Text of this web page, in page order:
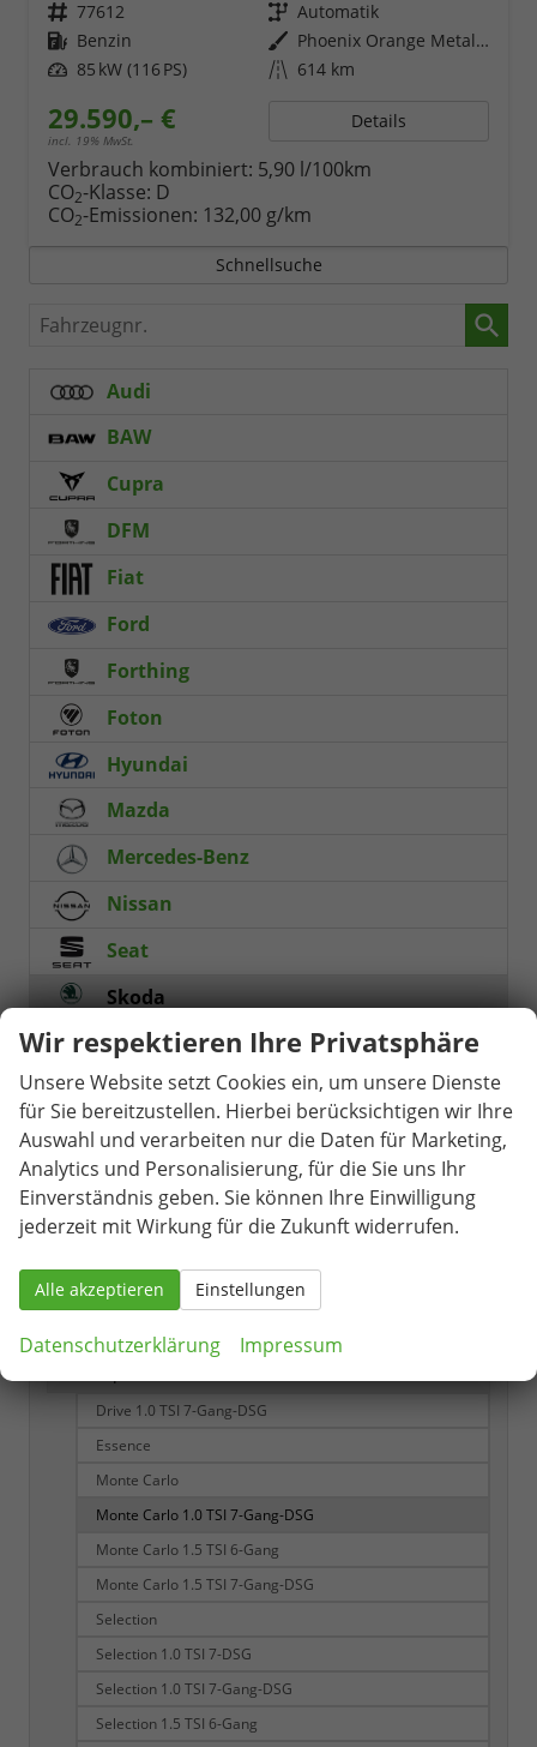
Fahrzeugnr. 77612 Getriebe Automatik
Kraftstoff Benzin Außenfarbe
Phoenix Orange Metallic
Leistung 85 kW (116 PS) Kilometerstand 614 km
29.590,– €
incl. 19% MwSt.
Details
Verbrauch kombiniert: 5,90 l/100km
CO2-Klasse: D
CO2-Emissionen: 132,00 g/km
Schnellsuche
Fahrzeugnr.
Audi
BAW
Cupra
DFM
Fiat
Ford
Forthing
Foton
Hyundai
Mazda
Mercedes-Benz
Nissan
Seat
Skoda
Fabia75
Drive Plus 1.0 TSI 6-Gang
Essence
Monte Carlo
Monte Carlo 1.0 TSI 6-Gang
Monte Carlo 1.0 TSI 7-Gang-DSG
Monte Carlo 1.5 TSI 7-Gang-DSG
Monte Carlo Plus 1.5 TSI 7-Gang-DSG
Selection
Drive 1.0 TSI 7-Gang-DSG
Essence
Monte Carlo
Monte Carlo 1.0 TSI 7-Gang-DSG
Monte Carlo 1.5 TSI 6-Gang
Monte Carlo 1.5 TSI 7-Gang-DSG
Selection
Selection 1.0 TSI 7-DSG
Selection 1.0 TSI 7-Gang-DSG
Selection 1.5 TSI 6-Gang
Wir respektieren Ihre Privatsphäre
Unsere Website setzt Cookies ein, um unsere Dienste
für Sie bereitzustellen. Hierbei berücksichtigen wir Ihre
Auswahl und verarbeiten nur die Daten für Marketing,
Analytics und Personalisierung, für die Sie uns Ihr
Einverständnis geben. Sie können Ihre Einwilligung
jederzeit mit Wirkung für die Zukunft widerrufen.
Alle akzeptieren Einstellungen
Datenschutzerklärung Impressum